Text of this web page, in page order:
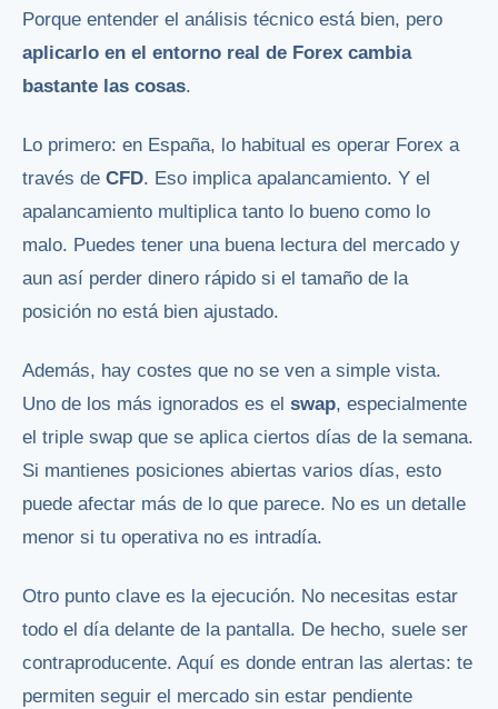
Porque entender el análisis técnico está bien, pero
aplicarlo en el entorno real de Forex cambia
bastante las cosas.
Lo primero: en España, lo habitual es operar Forex a
través de CFD. Eso implica apalancamiento. Y el
apalancamiento multiplica tanto lo bueno como lo
malo. Puedes tener una buena lectura del mercado y
aun así perder dinero rápido si el tamaño de la
posición no está bien ajustado.
Además, hay costes que no se ven a simple vista.
Uno de los más ignorados es el swap, especialmente
el triple swap que se aplica ciertos días de la semana.
Si mantienes posiciones abiertas varios días, esto
puede afectar más de lo que parece. No es un detalle
menor si tu operativa no es intradía.
Otro punto clave es la ejecución. No necesitas estar
todo el día delante de la pantalla. De hecho, suele ser
contraproducente. Aquí es donde entran las alertas: te
permiten seguir el mercado sin estar pendiente